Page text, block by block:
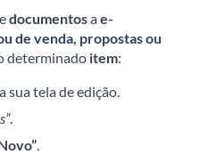
documentosae-
de venda, propostas ou
determinado item:
sua tela de edição.
.
.